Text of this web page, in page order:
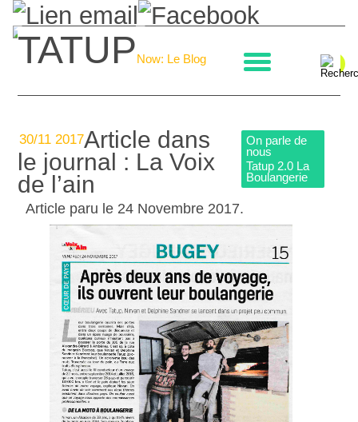
La boulangerie
TATUPNow: Le Blog
On parle de
nous
Tatup 2.0 La
Boulangerie
30/11 2017Article dans
le journal : La Voix
de l’ain
Article paru le 24 Novembre 2017.